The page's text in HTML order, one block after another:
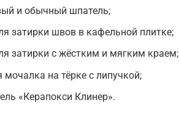
и обычный шпатель;
затирки швов в кафельной плитке;
затирки с жёстким и мягким краем;
мочалка на тёрке с липучкой;
«Керапокси Клинер».